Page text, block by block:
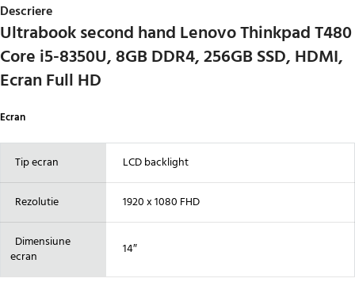
Descriere
Ultrabook second hand Lenovo Thinkpad T480
Core i5-8350U, 8GB DDR4, 256GB SSD, HDMI,
Ecran Full HD
Ecran
Tip ecran LCD backlight
Rezolutie 1920 x 1080 FHD
Dimensiune
ecran
14″